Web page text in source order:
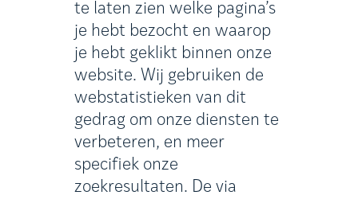
te laten zien welke pagina’s
je hebt bezocht en waarop
je hebt geklikt binnen onze
website. Wij gebruiken de
webstatistieken van dit
gedrag om onze diensten te
verbeteren, en meer
specifiek onze
zoekresultaten. De via